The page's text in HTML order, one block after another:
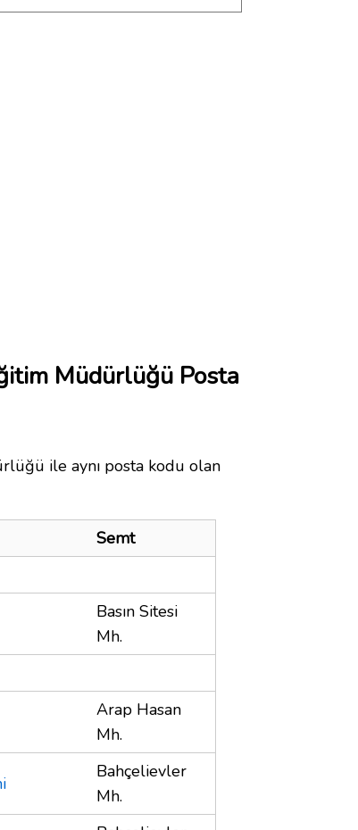
Müdürlüğü Posta
ile aynı posta kodu olan
Semt
Basın Sitesi
Mh.
Arap Hasan
Mh.
Bahçelievler
Mh.